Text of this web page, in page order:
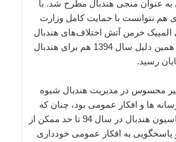
به عنوان منجی هندبال مطرح شد. با
هم نتوانست با حمایت کامل وزارت
خرمن آتش اختلاف‌های هندبال
را خاموش کند و به همین دلیل سال 1394 هم برای هندبال
رسید.
محسوس در مدیریت هندبال شیوه
ها و افکار عمومی بود، چنان که
مسئولان جدید فدراسیون هندبال در سال 94 تا حد ممکن از
پاسخگویی به افکار عمومی خودداری